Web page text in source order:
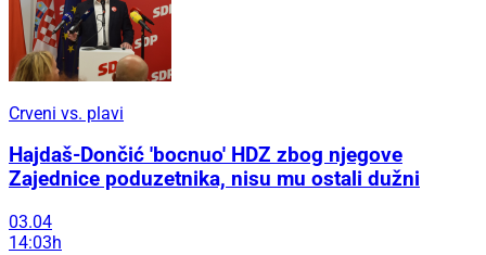
Crveni vs. plavi
Hajdaš-Dončić 'bocnuo' HDZ zbog njegove
Zajednice poduzetnika, nisu mu ostali dužni
03.04
14:03h